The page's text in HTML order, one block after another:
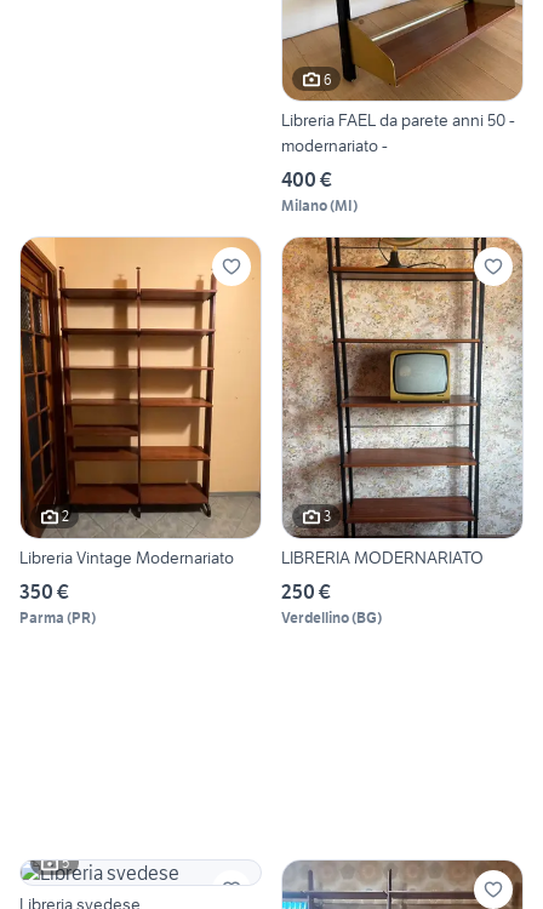
6
Libreria FAEL da parete anni 50 -
modernariato -
400 €
Milano(MI)
2
Libreria Vintage Modernariato
350 €
Parma (PR)
3
LIBRERIA MODERNARIATO
250 €
Verdellino(BG)
5
Libreria svedese